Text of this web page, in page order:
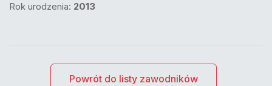
Rok urodzenia: 2013
Powrót do listy zawodników